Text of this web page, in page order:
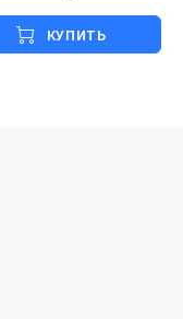
КУПИТЬ